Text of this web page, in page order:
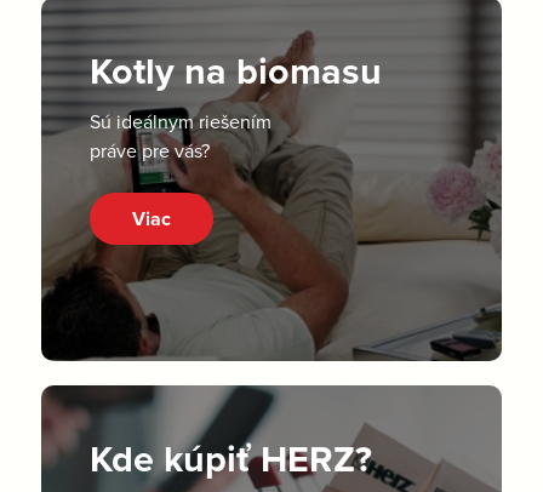
Kotly na biomasu
Sú ideálnym riešením
práve pre vás?
Viac
Kde kúpiť HERZ?